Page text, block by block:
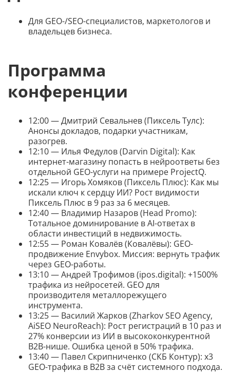
Для GEO-/SEO-специалистов, маркетологов и
владельцев бизнеса.
Программа
конференции
12:00 — Дмитрий Севальнев (Пиксель Тулс):
Анонсы докладов, подарки участникам,
разогрев.
12:10 — Илья Федулов (Darvin Digital): Как
интернет-магазину попасть в нейроответы без
отдельной GEO-услуги на примере ProjectQ.
12:25 — Игорь Хомяков (Пиксель Плюс): Как мы
искали ключ к сердцу ИИ? Рост видимости
Пиксель Плюс в 9 раз за 6 месяцев.
12:40 — Владимир Назаров (Head Promo):
Тотальное доминирование в AI-ответах в
области инвестиций в недвижимость.
12:55 — Роман Ковалёв (Ковалёвы): GEO-
продвижение Envybox. Миссия: вернуть трафик
через GEO-работы.
13:10 — Андрей Трофимов (ipos.digital): +1500%
трафика из нейросетей. GEO для
производителя металлорежущего
инструмента.
13:25 — Василий Жарков (Zharkov SEO Agency,
AiSEO NeuroReach): Рост регистраций в 10 раз и
27% конверсии из ИИ в высококонкурентной
B2B-нише. Ошибка ценой в 50% трафика.
13:40 — Павел Скрипниченко (СКБ Контур): x3
GEO-трафика в B2B за счёт системного подхода.